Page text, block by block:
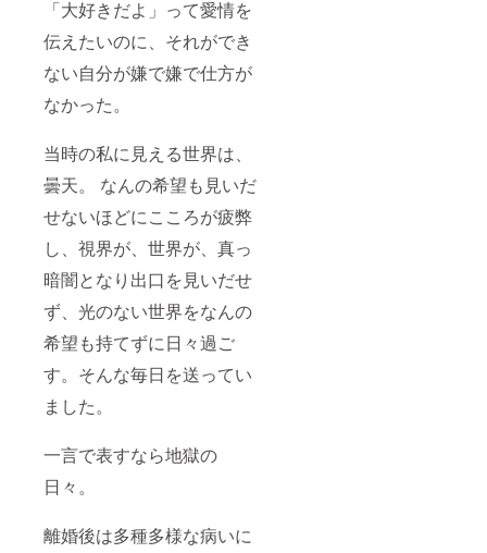
「大好きだよ」って愛情を
伝えたいのに、それができ
ない自分が嫌で嫌で仕方が
なかった。
当時の私に見える世界は、
曇天。 なんの希望も見いだ
せないほどにこころが疲弊
し、視界が、世界が、真っ
暗闇となり出口を見いだせ
ず、光のない世界をなんの
希望も持てずに日々過ご
す。そんな毎日を送ってい
ました。
一言で表すなら地獄の
日々。
離婚後は多種多様な病いに